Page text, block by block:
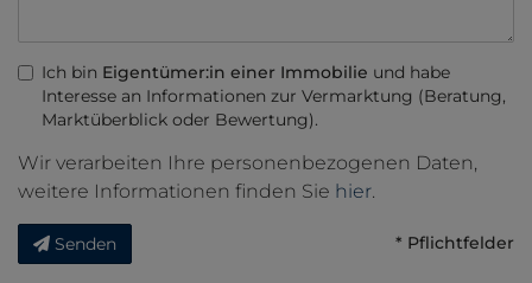
Ich bin Eigentümer:in einer Immobilie und habe
Interesse an Informationen zur Vermarktung (Beratung,
Marktüberblick oder Bewertung).
Wir verarbeiten Ihre personenbezogenen Daten,
weitere Informationen finden Sie hier.
Senden * Pflichtfelder